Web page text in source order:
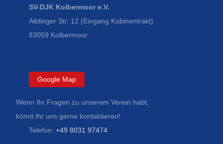
SV-DJK Kolbermoor e.V.
Aiblinger Str. 12 (Eingang Kabinentrakt)
83059 Kolbermoor
Google Map
Wenn Ihr Fragen zu unserem Verein habt,
könnt Ihr uns gerne kontaktieren!
Telefon: +49 8031 97474